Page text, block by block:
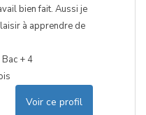
bien fait. Aussi je
à apprendre de
Bac + 4
Voir ce profil